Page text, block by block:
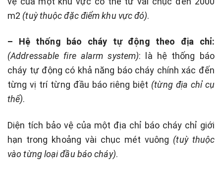
m2 (tuỳ thuộc đặc điểm khu vực đó).
– Hệ thống báo cháy tự động theo địa chỉ:
(Addressable fire alarm system): là hệ thống báo
cháy tự động có khả năng báo cháy chính xác đến
từng vị trí từng đầu báo riêng biệt (từng địa chỉ cụ
thể).
Diện tích bảo vệ của một địa chỉ báo cháy chỉ giới
hạn trong khoảng vài chục mét vuông (tuỳ thuộc
vào từng loại đầu báo cháy).